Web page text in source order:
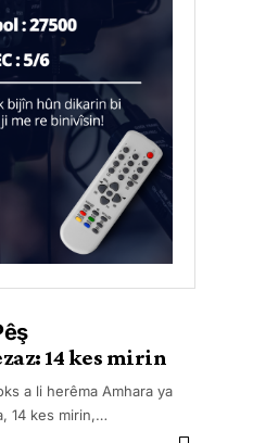
14 kes mirin
a li herêma Amhara ya
14 kes mirin,…